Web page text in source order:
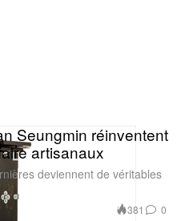
Seungmin réinventent
artisanaux
deviennent de véritables
381 0